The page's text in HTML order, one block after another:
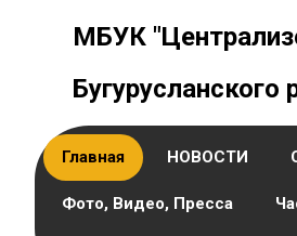
МБУК
Бугурусланского
Главная НОВОСТИ
Фото, Видео, Пресса